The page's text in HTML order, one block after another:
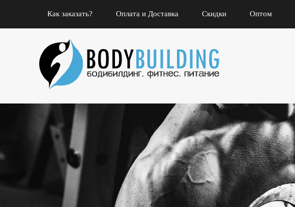
Как заказать? Оплата и Доставка Скидки Оптом